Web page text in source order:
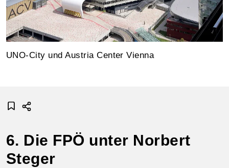
UNO-City und Austria Center Vienna
6. Die FPÖ unter Norbert
Steger